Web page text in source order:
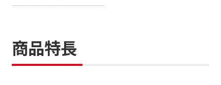
商品特長